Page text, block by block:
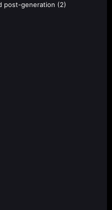
post-generation (2)